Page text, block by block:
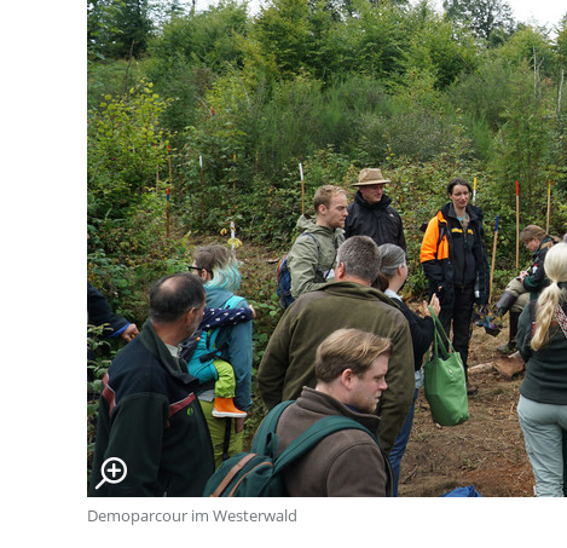
Demoparcour im Westerwald